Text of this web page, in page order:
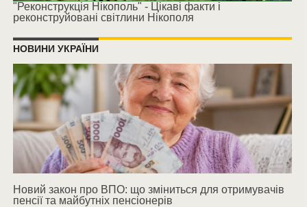
"Реконструкція Нікополь" - Цікаві факти і
реконструйовані світлини Нікополя
НОВИНИ УКРАЇНИ
Новий закон про ВПО: що зміниться для отримувачів
пенсії та майбутніх пенсіонерів